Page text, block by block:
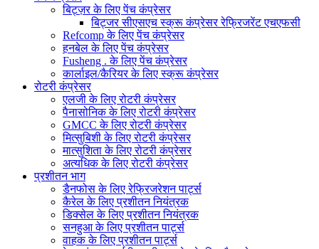
बिट्ज़र के लिए पेंच कंप्रेसर
बिट्जर सीएसएच स्क्रू कंप्रेसर रेफ्रिजरेंट एचएफसी
Refcomp के लिए पेंच कंप्रेसर
हनबेल के लिए पेंच कंप्रेसर
Fusheng . के लिए पेंच कंप्रेसर
कार्लाइल/कैरियर के लिए स्क्रू कंप्रेसर
रोटरी कंप्रेसर
एलजी के लिए रोटरी कंप्रेसर
पैनासोनिक के लिए रोटरी कंप्रेसर
GMCC के लिए रोटरी कंप्रेसर
मित्सुबिशी के लिए रोटरी कंप्रेसर
मात्सुशिता के लिए रोटरी कंप्रेसर
अत्यधिक के लिए रोटरी कंप्रेसर
प्रशीतन भाग
डैनफोस के लिए रेफ्रिजरेशन पार्ट्स
कैरेल के लिए प्रशीतन नियंत्रक
डिक्सेल के लिए प्रशीतन नियंत्रक
सनहुआ के लिए प्रशीतन पार्ट्स
वाहक के लिए प्रशीतन पार्ट्स